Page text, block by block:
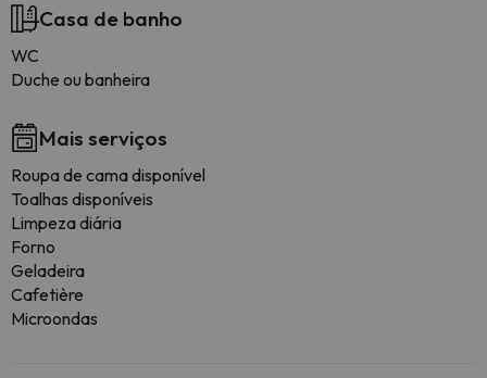
Casa de banho
WC
Duche ou banheira
Mais serviços
Roupa de cama disponível
Toalhas disponíveis
Limpeza diária
Forno
Geladeira
Cafetière
Microondas